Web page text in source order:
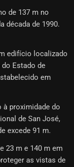
de 137 m no
década de 1990.
edifício localizado
Estado de
em
à proximidade do
de San José,
excede 91 m.
23 m e 140 m em
as vistas de